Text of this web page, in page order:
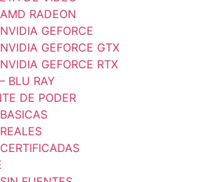
AMD RADEON
NVIDIA GEFORCE
NVIDIA GEFORCE GTX
NVIDIA GEFORCE RTX
BLU RAY
DE PODER
BASICAS
REALES
CERTIFICADAS